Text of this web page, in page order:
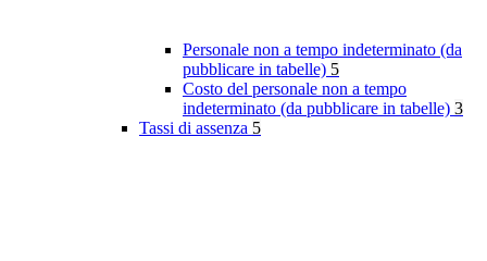
Personale non a tempo indeterminato (da
pubblicare in tabelle) 5
Costo del personale non a tempo
indeterminato (da pubblicare in tabelle) 3
Tassi di assenza 5